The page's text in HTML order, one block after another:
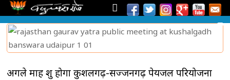
अगले माह शुरू होगा कुशलगढ़-सज्जनगढ़ पेयजल परियोजना